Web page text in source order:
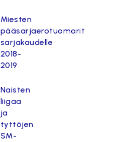
Miesten
pääsarjaerotuomarit
sarjakaudelle
2018-
2019
Naisten
liigaa
ja
tyttöjen
SM-